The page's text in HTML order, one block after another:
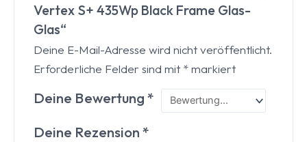
Vertex S+ 435Wp Black Frame Glas-
Glas“
Deine E-Mail-Adresse wird nicht veröffentlicht.
Erforderliche Felder sind mit *markiert
Deine Bewertung *
Deine Rezension *